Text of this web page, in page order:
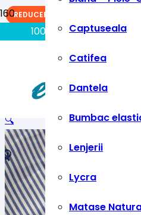
100% aici gasiti tot ce
Captuseala
Catifea
Dantela
Bumbac
Lenjerii
Lycra
Matase
🔍
REDUCERI!
REDUCERI!
REDUCERI!